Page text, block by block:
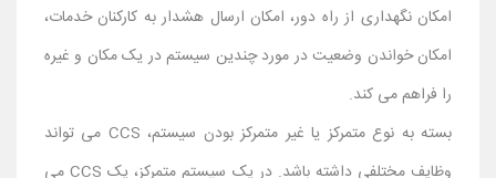
امکان نگهداری از راه دور، امکان ارسال هشدار به کارکنان خدمات،
امکان خواندن وضعیت در مورد چندین سیستم در یک مکان و غیره
را فراهم می کند.
بسته به نوع متمرکز یا غیر متمرکز بودن سیستم، CCS می تواند